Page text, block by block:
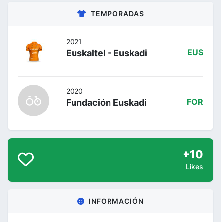
TEMPORADAS
2021
Euskaltel - Euskadi EUS
2020
Fundación Euskadi FOR
+10
Likes
INFORMACIÓN